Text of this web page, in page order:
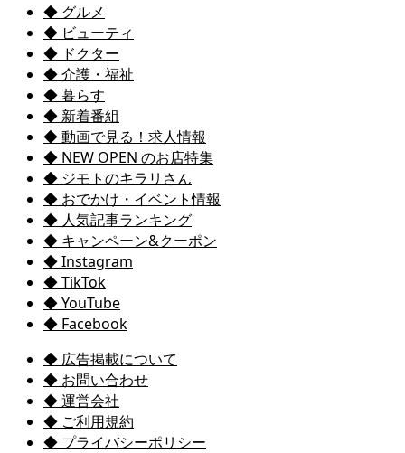
◆ グルメ
◆ ビューティ
◆ ドクター
◆ 介護・福祉
◆ 暮らす
◆ 新着番組
◆ 動画で見る！求人情報
◆ NEW OPEN のお店特集
◆ ジモトのキラリさん
◆ おでかけ・イベント情報
◆ 人気記事ランキング
◆ キャンペーン&クーポン
◆ Instagram
◆ TikTok
◆ YouTube
◆ Facebook
◆ 広告掲載について
◆ お問い合わせ
◆ 運営会社
◆ ご利用規約
◆ プライバシーポリシー